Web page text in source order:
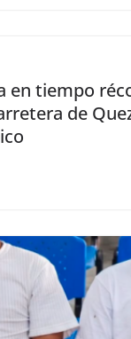
en tiempo
de